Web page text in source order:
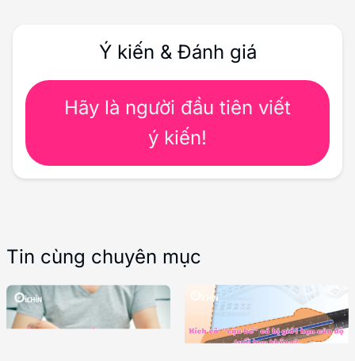
Ý kiến & Đánh giá
Hãy là người đầu tiên viết
ý kiến!
Tin cùng chuyên mục